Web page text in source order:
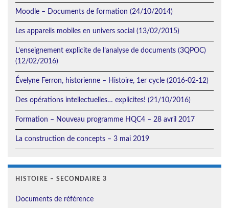
Moodle – Documents de formation (24/10/2014)
Les appareils mobiles en univers social (13/02/2015)
L’enseignement explicite de l’analyse de documents (3QPOC)
(12/02/2016)
Évelyne Ferron, historienne – Histoire, 1er cycle (2016-02-12)
Des opérations intellectuelles… explicites! (21/10/2016)
Formation – Nouveau programme HQC4 – 28 avril 2017
La construction de concepts – 3 mai 2019
HISTOIRE – SECONDAIRE 3
Documents de référence